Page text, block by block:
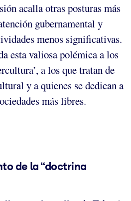
acalla otras posturas más
gubernamental y
menos significativas.
esta valiosa polémica a los
a los que tratan de
y a quienes se dedican a
más libres.
de la “doctrina